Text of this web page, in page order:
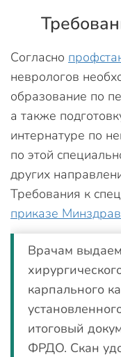
Согласно
неврологов
образование по
а также
интернатуре по
по этой
других
Требования к
приказе
Врачам
карпального
итоговый
ФРДО. Скан